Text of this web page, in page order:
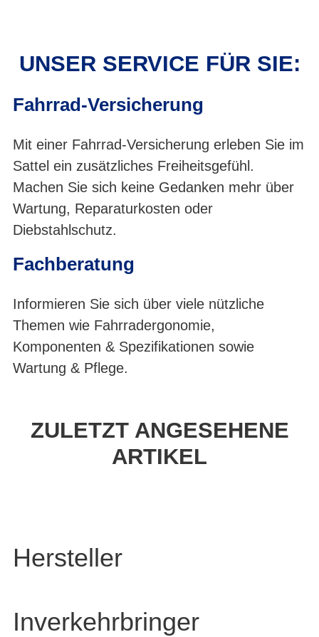
UNSER SERVICE FÜR SIE:
Fahrrad-Versicherung
Mit einer Fahrrad-Versicherung erleben Sie im
Sattel ein zusätzliches Freiheitsgefühl.
Machen Sie sich keine Gedanken mehr über
Wartung, Reparaturkosten oder
Diebstahlschutz.
Fachberatung
Informieren Sie sich über viele nützliche
Themen wie Fahrradergonomie,
Komponenten & Spezifikationen sowie
Wartung & Pflege.
ZULETZT ANGESEHENE
ARTIKEL
Hersteller
Inverkehrbringer